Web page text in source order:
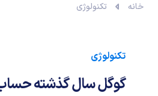
خانه تکنولوژی
تکنولوژی
گوگل سال گذشته